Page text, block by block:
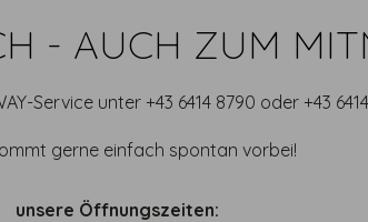
- AUCH ZUM
Service unter +43 6414 8790 oder +43
gerne einfach spontan vorbei!
unsere Öffnungszeiten: